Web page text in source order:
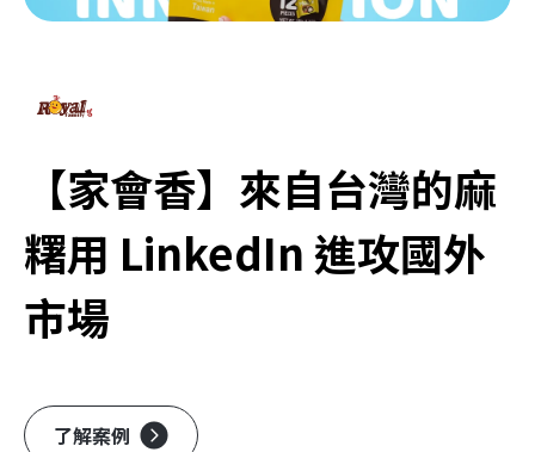
【家會香】來自台灣的麻
糬用 LinkedIn 進攻國外
市場
了解案例